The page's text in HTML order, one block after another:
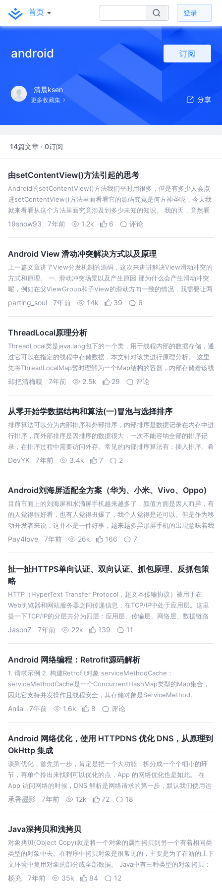
首页 登录
android 订阅
清晨ksen
更多收藏集
14篇文章 · 0订阅
由setContentView()方法引起的思考
Android的setContentView()方法我们平时用很多，但是有多少人会点
进setContentView()方法里面看看它的源码究竟是何方神圣呢，今天我
就来看看从这个方法里面究竟涉及到多少未知的知识。 我的天，竟然看
到setContentView()是一个叫Windo…
19snow93 7年前 1.2k 6 评论
Android View 滑动冲突解决方式以及原理
上一篇文章讲了View分发机制的源码，这次来讲讲解决View滑动冲突的
方式和原理。 一. 滑动冲突场景以及产生原因 那为什么会产生滑动冲突
呢，例如在父ViewGroup和子View的滑动方向一致的情况，我需要让两
者都可以滑动。在上篇博客中我们分析了事件分发机制，其中提到
parting_soul 7年前 14k 39 6
ThreadLocal原理分析
ThreadLocal类是java.lang包下的一个类，用于线程内部的数据存储，通
过它可以在指定的线程中存储数据，本文针对该类进行原理分析。 这里
先将ThreadLocalMap暂时理解为一个Map结构的容器，内部存储着该线
程作用域下的的所有变量副本，我们从ThreadLoc…
却把清梅嗅 7年前 2.5k 29 评论
从零开始学数据结构和算法(一)冒泡与选择排序
排序算法可以分为内部排序和外部排序，内部排序是数据记录在内存中进
行排序，而外部排序是因排序的数据很大，一次不能容纳全部的排序记
录，在排序过程中需要访问外存。常见的内部排序算法有：插入排序、希
尔排序、选择排序、冒泡排序、归并排序、快速排序、堆排序、基数排序
DevYK 7年前 3.4k 7 2
Android刘海屏适配全方案（华为、小米、Vivo、Oppo)
目前市面上的刘海屏和水滴屏手机越来越多了，颜值方面是因人而异，有
的人觉得很好看，也有人觉得丑爆了，我个人觉得是还可以。但是作为移
动开发者来说，这并不是一件好事，越来越多异形屏手机的出现意味着我
们需要投入大量精力在适配上（就不提之后会出的折叠屏手机了）。本文
Pay4love 7年前 26k 166 7
扯一扯HTTPS单向认证、双向认证、抓包原理、反抓包策
略
HTTP（HyperText Transfer Protocol，超文本传输协议）被用于在
Web浏览器和网站服务器之间传递信息，在TCP/IP中处于应用层。这里
提一下TCP/IP的分层共分为四层：应用层、传输层、网络层、数据链路
层; 这样，HTTPS就登场了。HTTPS中的S表…
JasonZ 7年前 22k 139 11
Android 网络编程：Retrofit源码解析
1. 请求示例 2. 构建Retrofit对象 serviceMethodCache：
serviceMethodCache是一个ConcurrentHashMap类型的Map集合，
因此它支持并发操作且线程安全，其存储对象是ServiceMethod。
ServiceMethod我…
Anlia 7年前 1.6k 8 评论
Android 网络优化，使用 HTTPDNS 优化 DNS，从原理到
OkHttp 集成
谈到优化，首先第一步，肯定是把一个大功能，拆分成一个个细小的环
节，再单个拎出来找到可以优化的点，App 的网络优化也是如此。 在
App 访问网络的时候，DNS 解析是网络请求的第一步，默认我们使用运
营商的 LocalDNS 服务。有数据统计，在这一块 3G 网络下，耗时在 2…
承香墨影 7年前 12k 72 18
Java深拷贝和浅拷贝
对象拷贝(Object Copy)就是将一个对象的属性拷贝到另一个有着相同类
类型的对象中去。在程序中拷贝对象是很常见的，主要是为了在新的上下
文环境中复用对象的部分或全部数据。 Java中有三种类型的对象拷贝：
浅拷贝(Shallow Copy)、深拷贝(Deep Copy)、延迟…
杨充 7年前 35k 84 12